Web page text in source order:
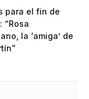
para el fin de
“Rosa
la ‘amiga’ de